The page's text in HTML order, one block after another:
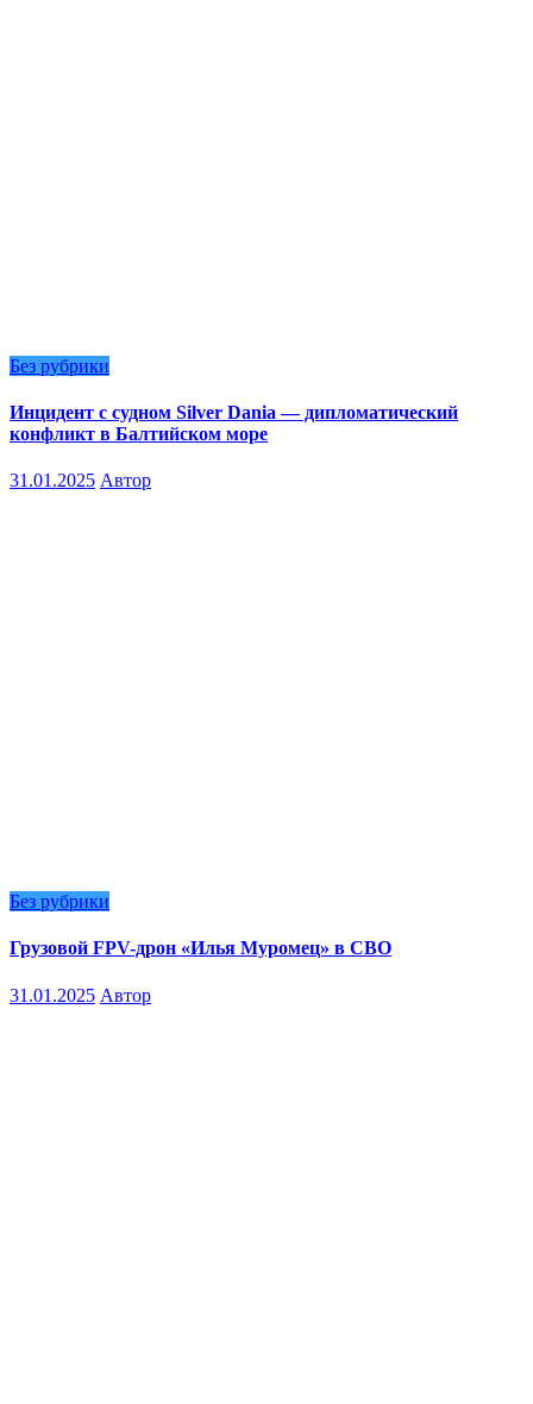
Без рубрики
Инцидент с судном Silver Dania — дипломатический
конфликт в Балтийском море
31.01.2025 Автор
Без рубрики
Грузовой FPV-дрон «Илья Муромец» в СВО
31.01.2025 Автор